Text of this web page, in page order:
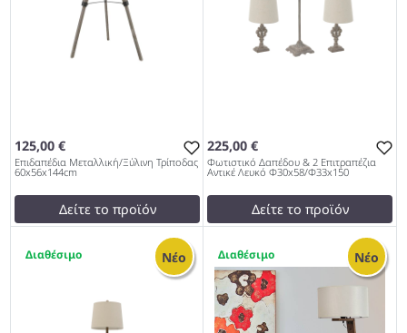
125,00 €
Επιδαπέδια Μεταλλική/Ξύλινη Τρίποδας
60x56x144cm
Δείτε το προϊόν
testFalse
Επιδαπέδια Μεταλλική/
Ξύλινη Τρίποδας
60x56x144cm 967
225,00 €
Φωτιστικό Δαπέδου & 2 Επιτραπέζια
Αντικέ Λευκό Φ30x58/Φ33x150
Δείτε το προϊόν
testFalse
Φωτιστικό Δαπέδου & 2
Επιτραπέζια Αντικέ Λευκό
Φ30x58/Φ33x150 967
Νέο Νέο